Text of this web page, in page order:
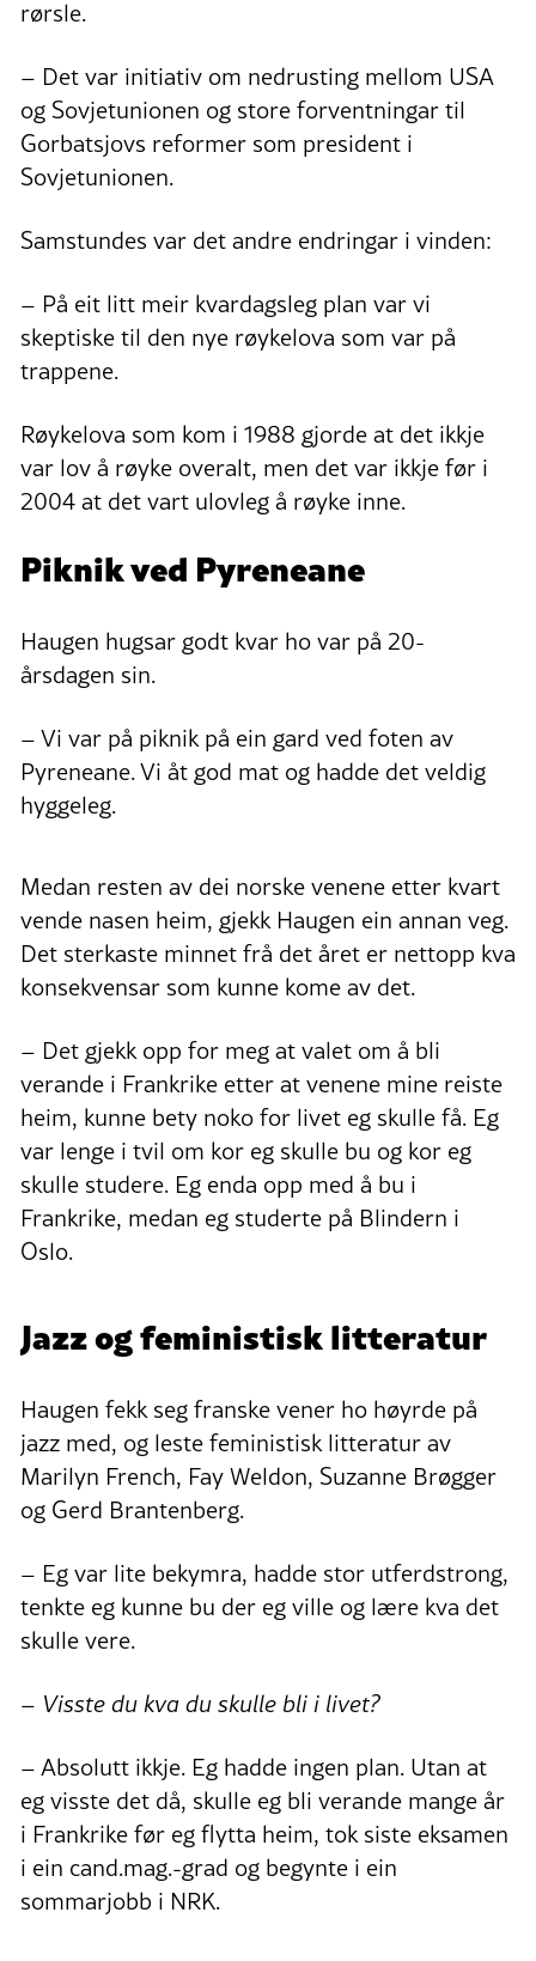
rørsle.
– Det var initiativ om nedrusting mellom USA
og Sovjetunionen og store forventningar til
Gorbatsjovs reformer som president i
Sovjetunionen.
Samstundes var det andre endringar i vinden:
– På eit litt meir kvardagsleg plan var vi
skeptiske til den nye røykelova som var på
trappene.
Røykelova som kom i 1988 gjorde at det ikkje
var lov å røyke overalt, men det var ikkje før i
2004 at det vart ulovleg å røyke inne.
Piknik ved Pyreneane
Haugen hugsar godt kvar ho var på 20-
årsdagen sin.
– Vi var på piknik på ein gard ved foten av
Pyreneane. Vi åt god mat og hadde det veldig
hyggeleg.
Medan resten av dei norske venene etter kvart
vende nasen heim, gjekk Haugen ein annan veg.
Det sterkaste minnet frå det året er nettopp kva
konsekvensar som kunne kome av det.
– Det gjekk opp for meg at valet om å bli
verande i Frankrike etter at venene mine reiste
heim, kunne bety noko for livet eg skulle få. Eg
var lenge i tvil om kor eg skulle bu og kor eg
skulle studere. Eg enda opp med å bu i
Frankrike, medan eg studerte på Blindern i
Oslo.
Jazz og feministisk litteratur
Haugen fekk seg franske vener ho høyrde på
jazz med, og leste feministisk litteratur av
Marilyn French, Fay Weldon, Suzanne Brøgger
og Gerd Brantenberg.
– Eg var lite bekymra, hadde stor utferdstrong,
tenkte eg kunne bu der eg ville og lære kva det
skulle vere.
– Visste du kva du skulle bli i livet?
– Absolutt ikkje. Eg hadde ingen plan. Utan at
eg visste det då, skulle eg bli verande mange år
i Frankrike før eg flytta heim, tok siste eksamen
i ein cand.mag.-grad og begynte i ein
sommarjobb i NRK.